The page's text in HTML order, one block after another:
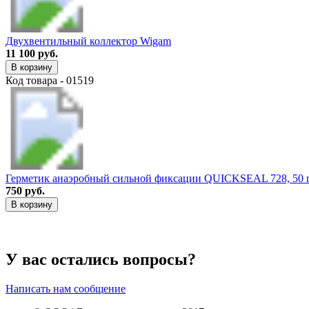
Двухвентильный коллектор Wigam
11 100 руб.
В корзину
Код товара - 01519
Герметик анаэробный сильной фиксации QUICKSEAL 728, 50
750 руб.
В корзину
У вас остались вопросы?
Написать нам сообщение